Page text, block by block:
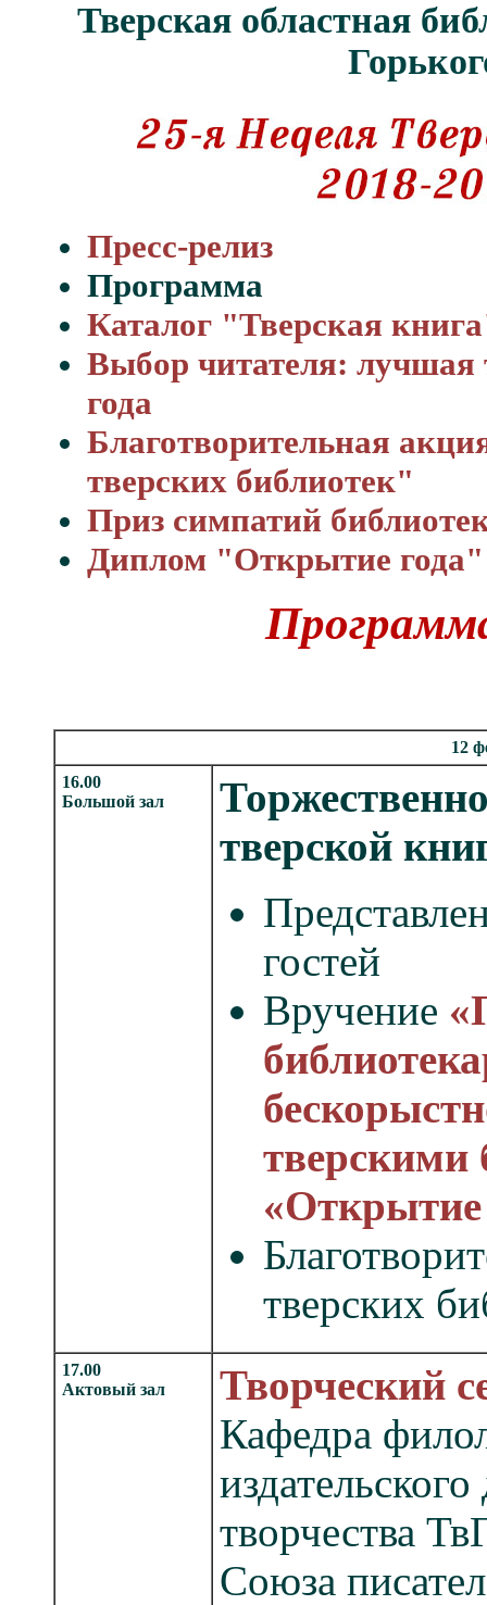
Тверская областная
Пресс-релиз
Программа
Каталог "Тверская
Выбор читателя: лучшая
года
Благотворительная
тверских библиотек"
Приз симпатий
Диплом "Открытие года"
12
16.00
Большой зал
тверской
гостей
Вручение
тверскими
«Открытие
тверских
17.00
Актовый зал
Творческий
Кафедра
творчества
Союза